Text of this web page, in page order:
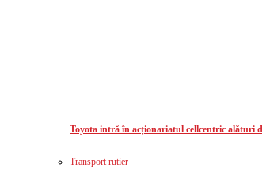
Toyota intră în acționariatul cellcentric alături
Transport rutier